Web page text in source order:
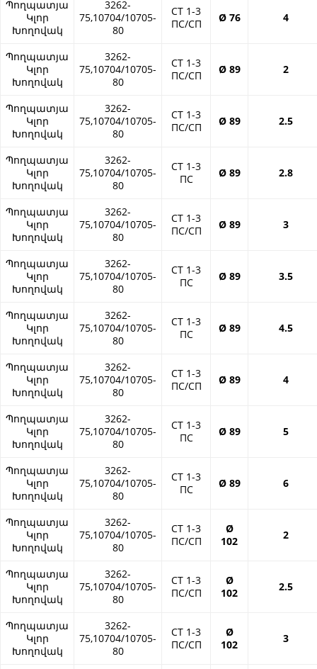
Պողպատյա
Կլոր
Խողովակ
3262-
75,10704/10705-
80
СТ 1-3
ПС/СП
Ø 76 4
Պողպատյա
Կլոր
Խողովակ
3262-
75,10704/10705-
80
СТ 1-3
ПС/СП
Ø 89 2
Պողպատյա
Կլոր
Խողովակ
3262-
75,10704/10705-
80
СТ 1-3
ПС/СП
Ø 89 2.5
Պողպատյա
Կլոր
Խողովակ
3262-
75,10704/10705-
80
СТ 1-3
ПС
Ø 89 2.8
Պողպատյա
Կլոր
Խողովակ
3262-
75,10704/10705-
80
СТ 1-3
ПС/СП
Ø 89 3
Պողպատյա
Կլոր
Խողովակ
3262-
75,10704/10705-
80
СТ 1-3
ПС
Ø 89 3.5
Պողպատյա
Կլոր
Խողովակ
3262-
75,10704/10705-
80
СТ 1-3
ПС
Ø 89 4.5
Պողպատյա
Կլոր
Խողովակ
3262-
75,10704/10705-
80
СТ 1-3
ПС/СП
Ø 89 4
Պողպատյա
Կլոր
Խողովակ
3262-
75,10704/10705-
80
СТ 1-3
ПС
Ø 89 5
Պողպատյա
Կլոր
Խողովակ
3262-
75,10704/10705-
80
СТ 1-3
ПС
Ø 89 6
Պողպատյա
Կլոր
Խողովակ
3262-
75,10704/10705-
80
СТ 1-3
ПС/СП
Ø
102
2
Պողպատյա
Կլոր
Խողովակ
3262-
75,10704/10705-
80
СТ 1-3
ПС/СП
Ø
102
2.5
Պողպատյա
Կլոր
Խողովակ
3262-
75,10704/10705-
80
СТ 1-3
ПС/СП
Ø
102
3